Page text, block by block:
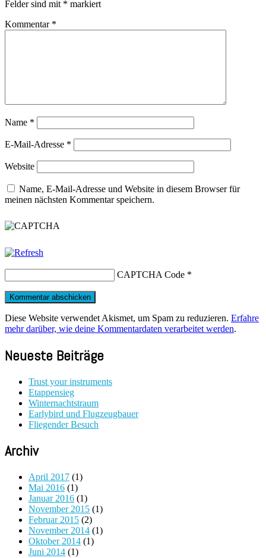
Felder sind mit * markiert
Kommentar *
Name *
E-Mail-Adresse *
Website
Name, E-Mail-Adresse und Website in diesem Browser für
meinen nächsten Kommentar speichern.
CAPTCHA Code *
Diese Website verwendet Akismet, um Spam zu reduzieren. Erfahre
mehr darüber, wie deine Kommentardaten verarbeitet werden.
Neueste Beiträge
Trust your instruments
Etappensieg
Winternachtstraum
Earlybird und Flugzeugbauer
Fliegender Besuch
Archiv
April 2017 (1)
Mai 2016 (1)
Januar 2016 (1)
November 2015 (1)
Februar 2015 (2)
November 2014 (1)
Oktober 2014 (1)
Juni 2014 (1)